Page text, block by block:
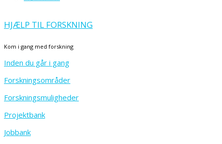
HJÆLP TIL FORSKNING
Kom i gang med forskning
Inden du går i gang
Forskningsområder
Forskningsmuligheder
Projektbank
Jobbank